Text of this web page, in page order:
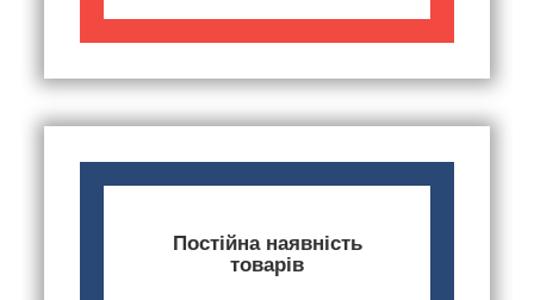
Постійна наявність
товарів